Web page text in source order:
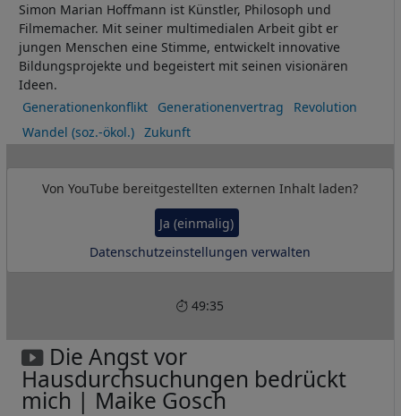
Simon Marian Hoffmann ist Künstler, Philosoph und
Filmemacher. Mit seiner multimedialen Arbeit gibt er
jungen Menschen eine Stimme, entwickelt innovative
Bildungsprojekte und begeistert mit seinen visionären
Ideen.
Generationenkonflikt
Generationenvertrag
Revolution
Wandel (soz.-ökol.)
Zukunft
Von YouTube bereitgestellten externen Inhalt laden?
Ja (einmalig)
Datenschutzeinstellungen verwalten
49:35
Die Angst vor
Hausdurchsuchungen bedrückt
mich | Maike Gosch